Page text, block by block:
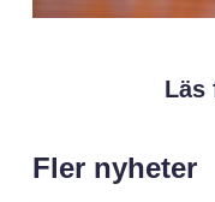
Läs
Fler nyheter